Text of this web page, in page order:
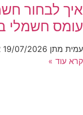
איך לבחור
עומס חשמלי
עמית מתן 19/07/2026
קרא עוד »